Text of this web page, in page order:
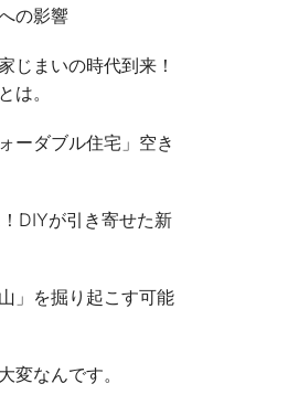
の影響
じまいの時代到来！
は。
ーダブル住宅」空き
DIYが引き寄せた新
」を掘り起こす可能
変なんです。